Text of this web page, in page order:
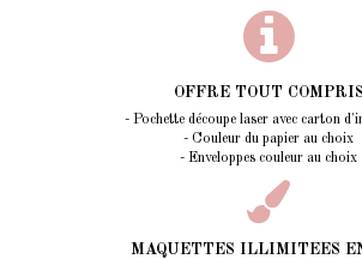
OFFRE TOUT COMPRIS
- Pochette découpe laser avec carton
- Couleur du papier au choix
- Enveloppes couleur au choix
MAQUETTES ILLIMITEES